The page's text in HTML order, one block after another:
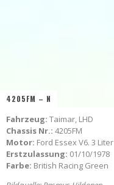
4205FM – N
Fahrzeug: Taimar, LHD
Chassis Nr.: 4205FM
Motor: Ford Essex V6. 3 Liter
Erstzulassung: 01/10/1978
Farbe: British Racing Green